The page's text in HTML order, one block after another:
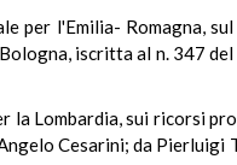
per l'Emilia- Romagna,
iscritta al n. 347
la Lombardia, sui ricorsi
Cesarini; da